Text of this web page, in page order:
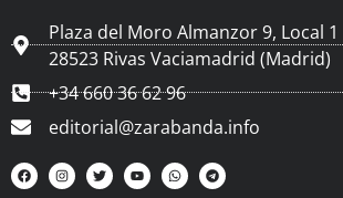
Plaza del Moro Almanzor 9, Local 1
28523 Rivas Vaciamadrid (Madrid)
+34 660 36 62 96
editorial@zarabanda.info